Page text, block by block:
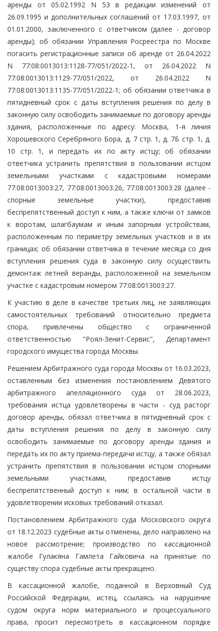
аренды от 05.02.1992 N 53 в редакции изменений от
26.09.1995 и дополнительных соглашений от 17.03.1997, от
01.01.2000, заключенного с ответчиком (далее - договор
аренды); об обязании Управления Росреестра по Москве
погасить регистрационные записи об аренде от 26.04.2022
N 77:08:0013013:1128-77/051/2022-1, от 26.04.2022 N
77:08:0013013:1129-77/051/2022, от 26.04.2022 N
77:08:0013013:1135-77/051/2022-1; об обязании ответчика в
пятидневный срок с даты вступления решения по делу в
законную силу освободить занимаемые по договору аренды
здания, расположенные по адресу: Москва, 1-я линия
Хорошевского Серебряного Бора, д. 7 стр. 1, д. 7Б стр. 1, д.
10 стр. 1, и передать их по акту истцу; об обязании
ответчика устранить препятствия в пользовании истцом
земельными участками с кадастровыми номерами
77:08:0013003:27, 77:08:0013003:26, 77:08:0013003:28 (далее -
спорные земельные участки), предоставив
беспрепятственный доступ к ним, а также ключи от замков
к воротам, шлагбаумам и иным запорным устройствам,
расположенным по периметру земельных участков и в их
границах; об обязании ответчика в течение месяца со дня
вступления решения суда в законную силу осуществить
демонтаж летней веранды, расположенной на земельном
участке с кадастровым номером 77:08:0013003:27.
К участию в деле в качестве третьих лиц, не заявляющих
самостоятельных требований относительно предмета
спора, привлечены общество с ограниченной
ответственностью "Роял-Зенит-Сервис", Департамент
городского имущества города Москвы.
Решением Арбитражного суда города Москвы от 16.03.2023,
оставленным без изменения постановлением Девятого
арбитражного апелляционного суда от 28.06.2023,
требования истца удовлетворены в части - суд расторг
договор аренды, обязал ответчика в пятидневный срок с
даты вступления решения по делу в законную силу
освободить занимаемые по договору аренды здания и
передать их по акту приема-передачи истцу, а также обязал
устранить препятствия в пользовании истцом спорными
земельными участками, предоставив истцу
беспрепятственный доступ к ним; в остальной части в
удовлетворении исковых требований отказал.
Постановлением Арбитражного суда Московского округа
от 18.12.2023 судебные акты отменены, дело направлено на
новое рассмотрение; производство по кассационной
жалобе Гулакяна Гамлета Гайковича на принятые по
существу спора судебные акты прекращено.
В кассационной жалобе, поданной в Верховный Суд
Российской Федерации, истец, ссылаясь на нарушение
судом округа норм материального и процессуального
права, просит пересмотреть в кассационном порядке